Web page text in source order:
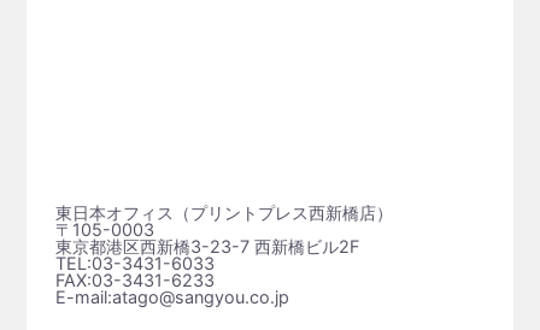
東日本オフィス（プリントプレス⻄新橋店）
〒105-0003
東京都港区西新橋3-23-7 西新橋ビル2F
TEL:03-3431-6033
FAX:03-3431-6233
E-mail:atago@sangyou.co.jp